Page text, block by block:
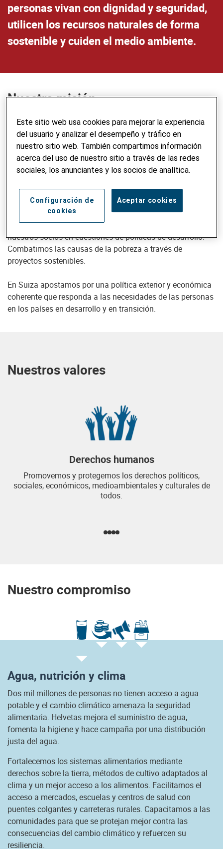
personas vivan con dignidad y seguridad,
utilicen los recursos naturales de forma
sostenible y cuiden el medio ambiente.
Nuestra misión
Helvetas apoya a personas y comunidades desfavorecidas
de países en desarrollo y en transición que desean mejorar
activamente sus condiciones de vida. A través de la
cooperación al desarrollo basada en asociaciones,
promovemos la ayuda a la autoayuda y creamos
oportunidades justas para todos. Proporcionamos ayuda
humanitaria después de catástrofes desastres y en
tiempos de crisis.
Defendemos los derechos fundamentales y fortalecemos a
nuestros socios en cuestiones de políticas de desarrollo.
Combatimos las causas de la pobreza a través de
proyectos sostenibles.
En Suiza apostamos por una política exterior y económica
coherente que responda a las necesidades de las personas
en los países en desarrollo y en transición.
Nuestros valores
Derechos humanos
Promovemos y protegemos los derechos políticos,
sociales, económicos, medioambientales y culturales de
todos.
Nuestro compromiso
Agua, nutrición y clima
Dos mil millones de personas no tienen acceso a agua
potable y el cambio climático amenaza la seguridad
alimentaria. Helvetas mejora el suministro de agua,
fomenta la higiene y hace campaña por una distribución
justa del agua.
Fortalecemos los sistemas alimentarios mediante
derechos sobre la tierra, métodos de cultivo adaptados al
clima y un mejor acceso a los alimentos. Facilitamos el
acceso a mercados, escuelas y centros de salud con
puentes colgantes y carreteras rurales. Capacitamos a las
comunidades para que se protejan mejor contra las
consecuencias del cambio climático y refuercen su
resiliencia.
Este sitio web usa cookies para mejorar la experiencia
del usuario y analizar el desempeño y tráfico en
nuestro sitio web. También compartimos información
acerca del uso de nuestro sitio a través de las redes
sociales, los anunciantes y los socios de analítica.
Aceptar cookies
Configuración de
cookies